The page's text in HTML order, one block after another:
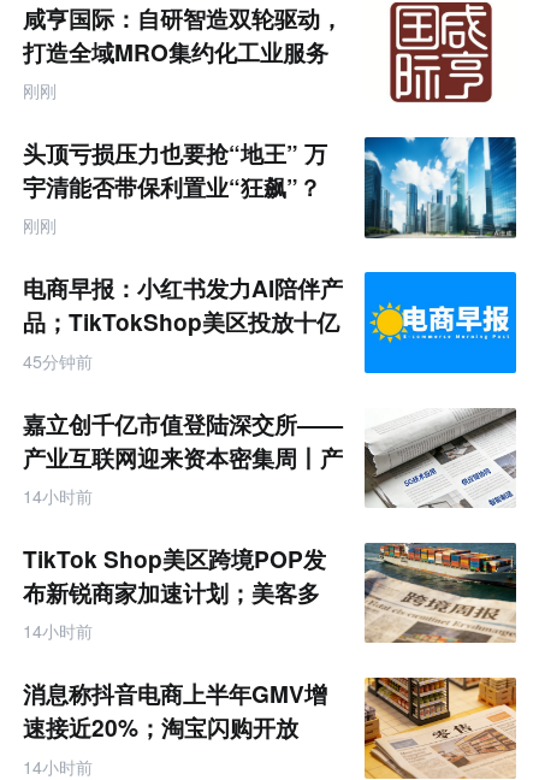
产
业
互
联
网
题
咸亨国际：自研智造双轮驱动，
打造全域MRO集约化工业服务
商
刚刚
头顶亏损压力也要抢“地王” 万
宇清能否带保利置业“狂飙”？
刚刚
电商早报：小红书发力AI陪伴产
品；TikTokShop美区投放十亿
45分钟前
嘉立创千亿市值登陆深交所——
产业互联网迎来资本密集周丨产
业互联网周报
14小时前
TikTok Shop美区跨境POP发
布新锐商家加速计划；美客多
Q2营收同增50%丨跨境电商周
14小时前
消息称抖音电商上半年GMV增
速接近20%；淘宝闪购开放
MCP能力丨零售电商周报
14小时前